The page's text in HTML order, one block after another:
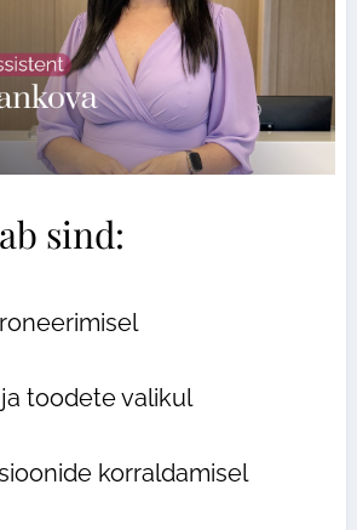
sind:
toodete valikul
korraldamisel